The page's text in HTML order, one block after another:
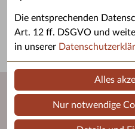
Die entsprechenden
Art. 12 ff. DSGVO und
in unserer
Alles
Nur notwendige